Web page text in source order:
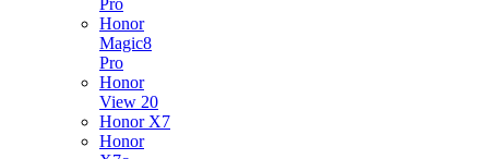
Pro
Honor
Magic8
Pro
Honor
View 20
Honor X7
Honor